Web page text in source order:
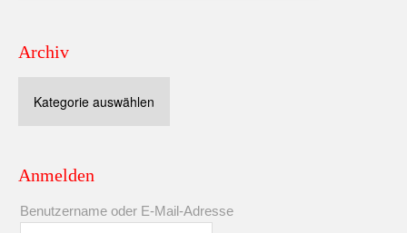
Archiv
Anmelden
Benutzername oder E-Mail-Adresse